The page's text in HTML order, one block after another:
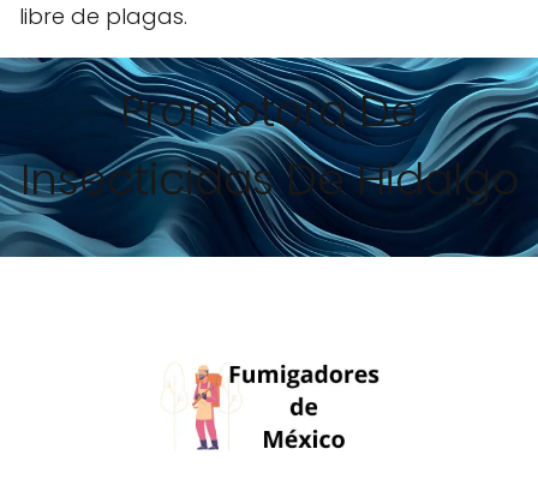
libre de plagas.
Promotora De
Insecticidas De Hidalgo